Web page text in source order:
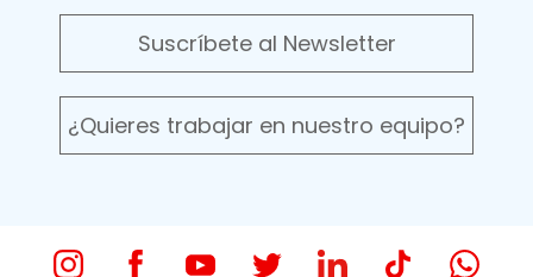
Suscríbete al Newsletter
¿Quieres trabajar en nuestro equipo?